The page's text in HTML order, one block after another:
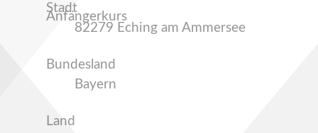
Anfängerkurs
Stadt
82279 Eching am Ammersee
Bundesland
Bayern
Land